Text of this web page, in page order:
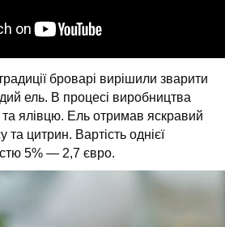
броварі вирішили зварити
ель. В процесі виробництва
та ялівцю. Ель отримав яскравий
та цитрин. Вартість однієї
5% — 2,7 євро.